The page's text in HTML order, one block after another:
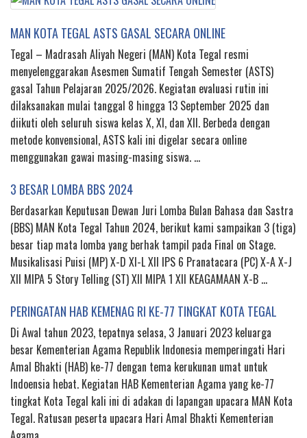
MAN KOTA TEGAL ASTS GASAL SECARA ONLINE
Tegal – Madrasah Aliyah Negeri (MAN) Kota Tegal resmi
menyelenggarakan Asesmen Sumatif Tengah Semester (ASTS)
gasal Tahun Pelajaran 2025/2026. Kegiatan evaluasi rutin ini
dilaksanakan mulai tanggal 8 hingga 13 September 2025 dan
diikuti oleh seluruh siswa kelas X, XI, dan XII. Berbeda dengan
metode konvensional, ASTS kali ini digelar secara online
menggunakan gawai masing-masing siswa. …
3 BESAR LOMBA BBS 2024
Berdasarkan Keputusan Dewan Juri Lomba Bulan Bahasa dan Sastra
(BBS) MAN Kota Tegal Tahun 2024, berikut kami sampaikan 3 (tiga)
besar tiap mata lomba yang berhak tampil pada Final on Stage.
Musikalisasi Puisi (MP) X-D XI-L XII IPS 6 Pranatacara (PC) X-A X-J
XII MIPA 5 Story Telling (ST) XII MIPA 1 XII KEAGAMAAN X-B …
PERINGATAN HAB KEMENAG RI KE-77 TINGKAT KOTA TEGAL
Di Awal tahun 2023, tepatnya selasa, 3 Januari 2023 keluarga
besar Kementerian Agama Republik Indonesia memperingati Hari
Amal Bhakti (HAB) ke-77 dengan tema kerukunan umat untuk
Indoensia hebat. Kegiatan HAB Kementerian Agama yang ke-77
tingkat Kota Tegal kali ini di adakan di lapangan upacara MAN Kota
Tegal. Ratusan peserta upacara Hari Amal Bhakti Kementerian